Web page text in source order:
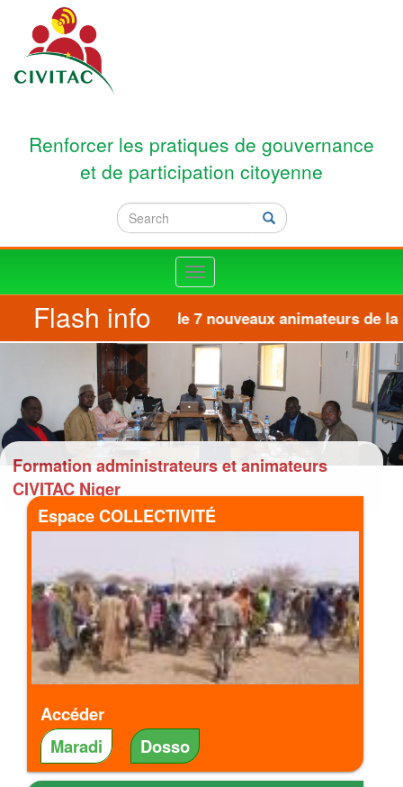
Skip to main content
Renforcer les pratiques de gouvernance
et de participation citoyenne
Search Search
Toggle
navigation
Flash info
Formation de 7 nouveaux animateurs de la
Formation administrateurs et animateurs
CIVITAC Niger
Espace COLLECTIVITÉ
Accéder
Maradi
Dosso